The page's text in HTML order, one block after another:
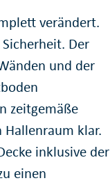
verändert.
Der
und der
zeitgemäße
klar.
inklusive der
einen